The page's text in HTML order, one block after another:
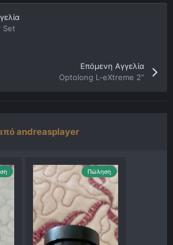
Set
Επόμενη Αγγελία
Optolong L-eXtreme 2"
andreasplayer
Πώληση